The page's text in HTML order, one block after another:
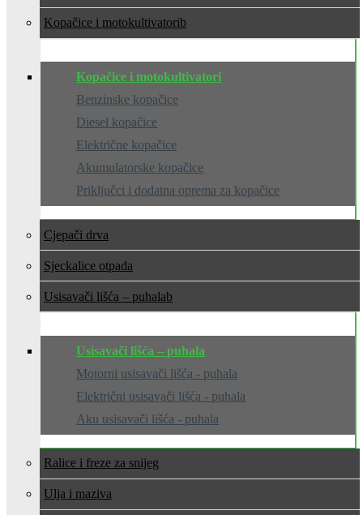
Kopačice i motokultivatori
Kopačice i motokultivatori
Benzinske kopačice
Diesel kopačice
Električne kopačice
Akumulatorske kopačice
Priključci i dodatna oprema za kopačice
Cjepači drva
Sjeckalice otpada
Usisavači lišća – puhala
Usisavači lišća – puhala
Motorni usisavači lišća - puhala
Električni usisavači lišća - puhala
Aku usisavači lišća - puhala
Ralice i freze za snijeg
Ulja i maziva